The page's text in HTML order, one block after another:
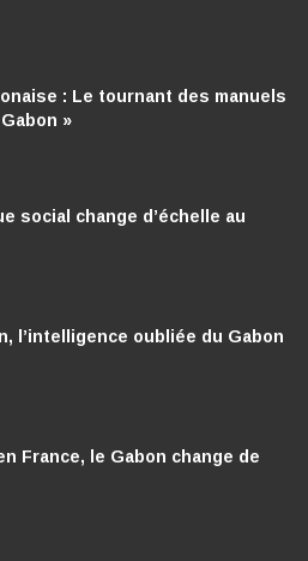
: Le tournant des manuels
»
social change d’échelle au
l’intelligence oubliée du Gabon
France, le Gabon change de